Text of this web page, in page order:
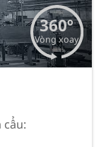
360º
Vòng xoay
cẩu: